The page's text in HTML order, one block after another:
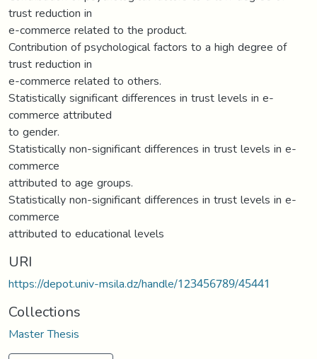
trust reduction in
e-commerce related to the product.
Contribution of psychological factors to a high degree of
trust reduction in
e-commerce related to others.
Statistically significant differences in trust levels in e-
commerce attributed
to gender.
Statistically non-significant differences in trust levels in e-
commerce
attributed to age groups.
Statistically non-significant differences in trust levels in e-
commerce
attributed to educational levels
URI
https://depot.univ-msila.dz/handle/123456789/45441
Collections
Master Thesis